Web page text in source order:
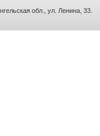
обл., ул. Ленина, 33.